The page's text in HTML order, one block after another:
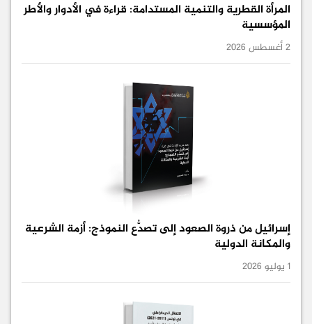
المرأة القطرية والتنمية المستدامة: قراءة في الأدوار والأطر
المؤسسية
2 أغسطس 2026
إسرائيل من ذروة الصعود إلى تصدُّع النموذج: أزمة الشرعية
والمكانة الدولية
1 يوليو 2026